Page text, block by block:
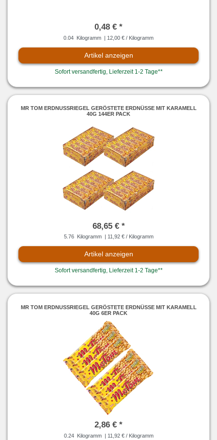
0,48 € *
0.04 Kilogramm | 12,00 € / Kilogramm
Artikel anzeigen
Sofort versandfertig, Lieferzeit 1-2 Tage**
MR TOM ERDNUSSRIEGEL GERÖSTETE ERDNÜSSE MIT KARAMELL
40G 144ER PACK
68,65 € *
5.76 Kilogramm | 11,92 € / Kilogramm
Artikel anzeigen
Sofort versandfertig, Lieferzeit 1-2 Tage**
MR TOM ERDNUSSRIEGEL GERÖSTETE ERDNÜSSE MIT KARAMELL
40G 6ER PACK
2,86 € *
0.24 Kilogramm | 11,92 € / Kilogramm